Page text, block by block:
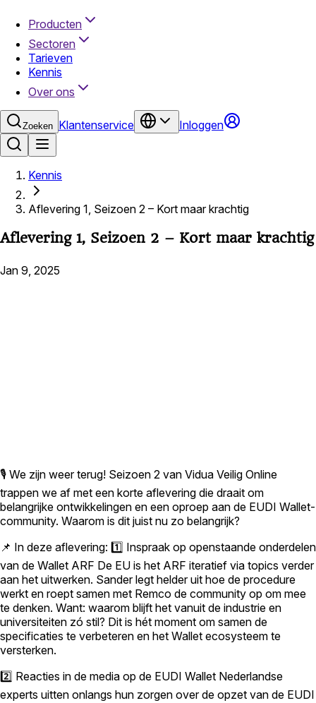
Producten
Sectoren
Tarieven
Kennis
Over ons
Zoeken Klantenservice Inloggen
Kennis
Aflevering 1, Seizoen 2 – Kort maar krachtig
Aflevering 1, Seizoen 2 – Kort maar krachtig
Jan 9, 2025
🎙️ We zijn weer terug! Seizoen 2 van Vidua Veilig Online
trappen we af met een korte aflevering die draait om
belangrijke ontwikkelingen en een oproep aan de EUDI Wallet-
community. Waarom is dit juist nu zo belangrijk?
📌 In deze aflevering: 1️⃣ Inspraak op openstaande onderdelen
van de Wallet ARF De EU is het ARF iteratief via topics verder
aan het uitwerken. Sander legt helder uit hoe de procedure
werkt en roept samen met Remco de community op om mee
te denken. Want: waarom blijft het vanuit de industrie en
universiteiten zó stil? Dit is hét moment om samen de
specificaties te verbeteren en het Wallet ecosysteem te
versterken.
2️⃣ Reacties in de media op de EUDI Wallet Nederlandse
experts uitten onlangs hun zorgen over de opzet van de EUDI